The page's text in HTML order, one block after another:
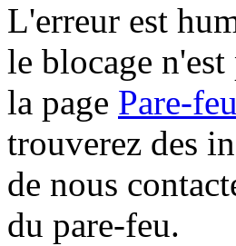
L'erreur est
le blocage
la page Pare-
trouverez des
de nous
du pare-feu.